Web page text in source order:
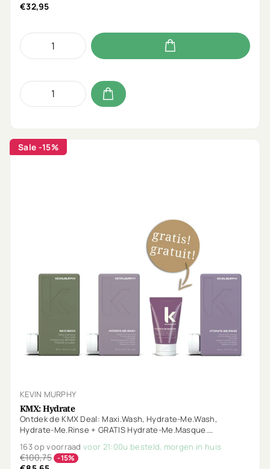
€32,95
Sale -15%
KEVIN MURPHY
KMX: Hydrate
Ontdek de KMX Deal: Maxi.Wash, Hydrate-Me.Wash,
Hydrate-Me.Rinse + GRATIS Hydrate-Me.Masque.
voor normaal tot droog haar.
163 op voorraadvoor 21:00u besteld, morgen in huis
€100,75 -15%